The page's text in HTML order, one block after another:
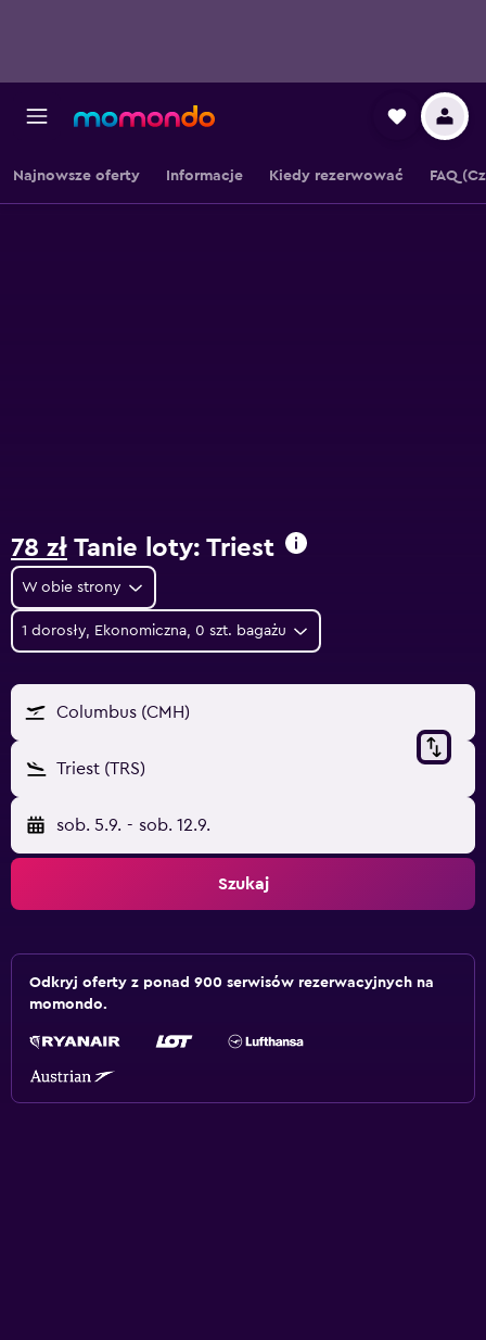
Najnowsze oferty Informacje Kiedy rezerwować FAQ
78 zł Tanie loty: Triest
W obie strony
1 dorosły, Ekonomiczna, 0 szt. bagażu
Columbus (CMH)
Triest (TRS)
sob. 5.9. - sob. 12.9.
Szukaj
Odkryj oferty z ponad 900 serwisów rezerwacyjnych na
momondo.